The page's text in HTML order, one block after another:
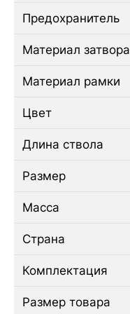
Предохранитель
Материал затвора
Материал рамки
Цвет
Длина ствола
Размер
Масса
Страна
Комплектация
Размер товара